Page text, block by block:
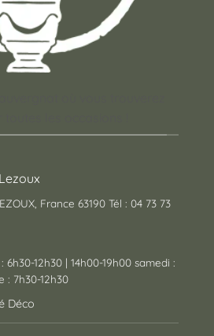
France 63190 Tél : 04 73 73
12h30 | 14h00-19h00 samedi :
: 7h30-12h30
Déco